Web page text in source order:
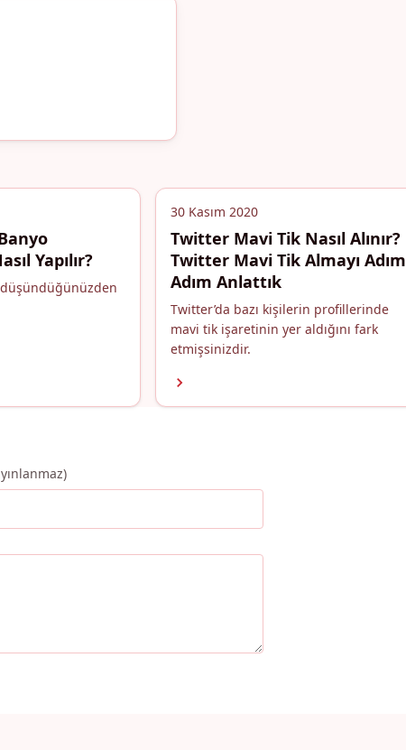
Yapılır?
30 Kasım 2020
Twitter Mavi Tik Nasıl Alınır?
Twitter Mavi Tik Almayı Adım
Adım Anlattık
Twitter’da bazı kişilerin profillerinde
mavi tik işaretinin yer aldığını fark
etmişsinizdir.